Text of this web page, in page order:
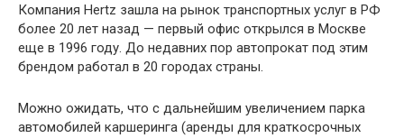
Компания Hertz зашла на рынок транспортных услуг в РФ
более 20 лет назад — первый офис открылся в Москве
еще в 1996 году. До недавних пор автопрокат под этим
брендом работал в 20 городах страны.
Можно ожидать, что с дальнейшим увеличением парка
автомобилей каршеринга (аренды для краткосрочных